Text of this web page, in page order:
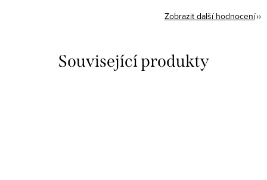
Zobrazit další hodnocení
Související produkty